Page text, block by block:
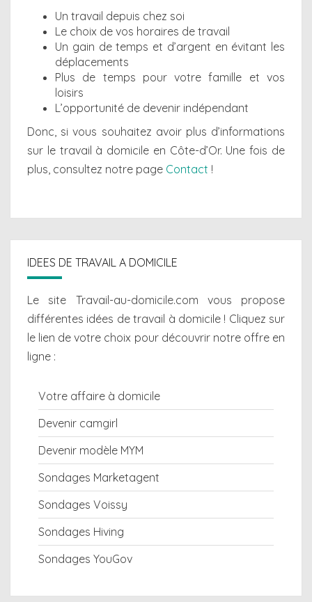
Un travail depuis chez soi
Le choix de vos horaires de travail
Un gain de temps et d’argent en évitant les
déplacements
Plus de temps pour votre famille et vos
loisirs
L’opportunité de devenir indépendant
Donc, si vous souhaitez avoir plus d’informations
sur le travail à domicile en Côte-d’Or. Une fois de
plus, consultez notre page Contact !
IDEES DE TRAVAIL A DOMICILE
Le site Travail-au-domicile.com vous propose
différentes idées de travail à domicile! Cliquez sur
le lien de votre choix pour découvrir notre offre en
ligne :
Votre affaire à domicile
Devenir camgirl
Devenir modèle MYM
Sondages Marketagent
Sondages Voissy
Sondages Hiving
Sondages YouGov